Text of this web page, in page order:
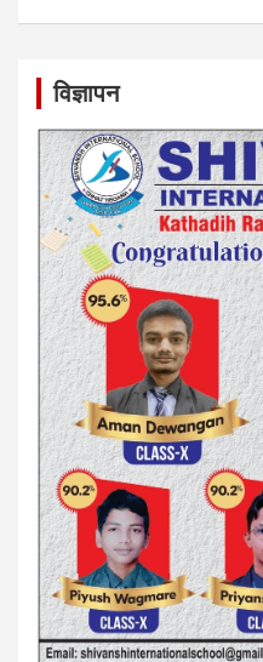
विज्ञापन